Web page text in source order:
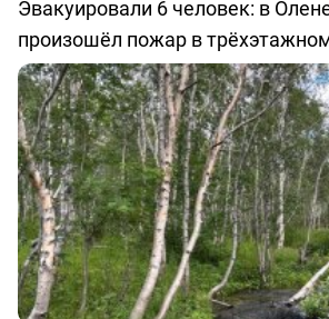
Эвакуировали 6 человек: в
произошёл пожар в